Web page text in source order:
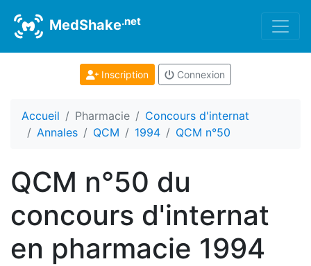
MedShake.net
Inscription Connexion
Accueil Pharmacie
Concours d'internat
Annales
QCM 1994 QCM n°50
QCM n°50 du
concours d'internat
en pharmacie 1994